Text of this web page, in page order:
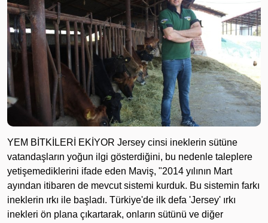
YEM BİTKİLERİ EKİYOR Jersey cinsi ineklerin sütüne
vatandaşların yoğun ilgi gösterdiğini, bu nedenle taleplere
yetişemediklerini ifade eden Maviş, "2014 yılının Mart
ayından itibaren de mevcut sistemi kurduk. Bu sistemin farkı
ineklerin ırkı ile başladı. Türkiye'de ilk defa 'Jersey' ırkı
inekleri ön plana çıkartarak, onların sütünü ve diğer